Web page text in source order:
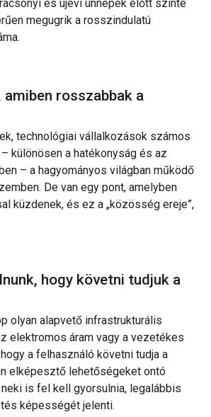
és újévi ünnepek előtt szinte
megugrik a rosszindulatú
amiben rosszabbak a
technológiai vállalkozások számos
különösen a hatékonyság és az
– a hagyományos világban működő
De van egy pont, amelyben
küzdenek, és ez a „közösség ereje”,
hogy követni tudjuk a
olyan alapvető infrastrukturális
elektromos áram vagy a vezetékes
a felhasználó követni tudja a
elképesztő lehetőségeket ontó
is fel kell gyorsulnia, legalábbis
képességét jelenti.